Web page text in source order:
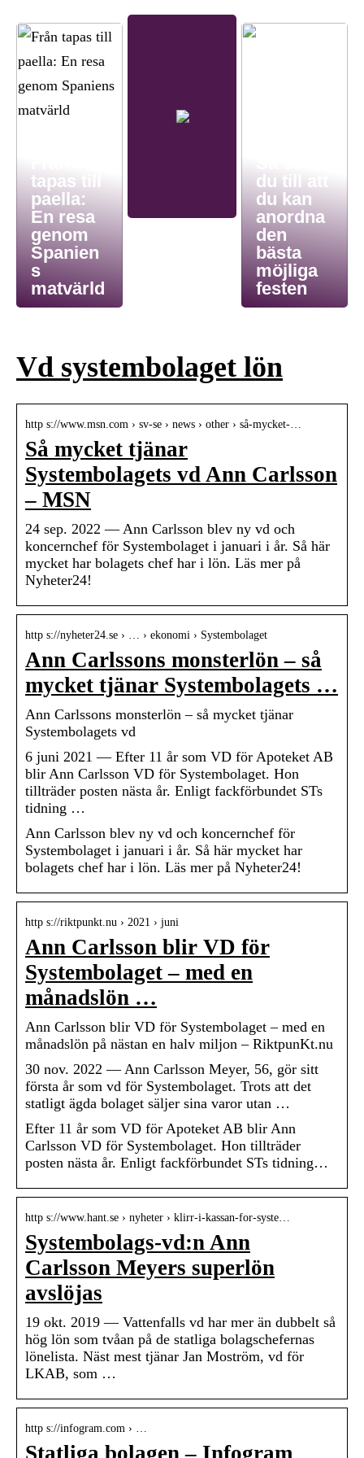
tapas till
paella:
En resa
genom
Spanien
s
matvärld
du till att
du kan
anordna
den
bästa
möjliga
festen
Vd systembolaget lön
http s://www.msn.com › sv-se › news › other › så-mycket-…
Så mycket tjänar
Systembolagets vd Ann Carlsson
– MSN
24 sep. 2022 — Ann Carlsson blev ny vd och
koncernchef för Systembolaget i januari i år. Så här
mycket har bolagets chef har i lön. Läs mer på
Nyheter24!
http s://nyheter24.se › … › ekonomi › Systembolaget
Ann Carlssons monsterlön – så
mycket tjänar Systembolagets …
Ann Carlssons monsterlön – så mycket tjänar
Systembolagets vd
6 juni 2021 — Efter 11 år som VD för Apoteket AB
blir Ann Carlsson VD för Systembolaget. Hon
tillträder posten nästa år. Enligt fackförbundet STs
tidning …
Ann Carlsson blev ny vd och koncernchef för
Systembolaget i januari i år. Så här mycket har
bolagets chef har i lön. Läs mer på Nyheter24!
http s://riktpunkt.nu › 2021 › juni
Ann Carlsson blir VD för
Systembolaget – med en
månadslön …
Ann Carlsson blir VD för Systembolaget – med en
månadslön på nästan en halv miljon – RiktpunKt.nu
30 nov. 2022 — Ann Carlsson Meyer, 56, gör sitt
första år som vd för Systembolaget. Trots att det
statligt ägda bolaget säljer sina varor utan …
Efter 11 år som VD för Apoteket AB blir Ann
Carlsson VD för Systembolaget. Hon tillträder
posten nästa år. Enligt fackförbundet STs tidning…
http s://www.hant.se › nyheter › klirr-i-kassan-for-syste…
Systembolags-vd:n Ann
Carlsson Meyers superlön
avslöjas
19 okt. 2019 — Vattenfalls vd har mer än dubbelt så
hög lön som tvåan på de statliga bolagschefernas
lönelista. Näst mest tjänar Jan Moström, vd för
LKAB, som …
http s://infogram.com › …